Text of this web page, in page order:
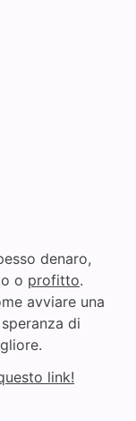
denaro,
o profitto.
avviare una
di
link!